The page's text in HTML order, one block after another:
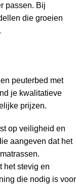
passen. Bij
die groeien
peuterbed met
je kwalitatieve
prijzen.
op veiligheid en
aangeven dat het
het stevig en
die nodig is voor